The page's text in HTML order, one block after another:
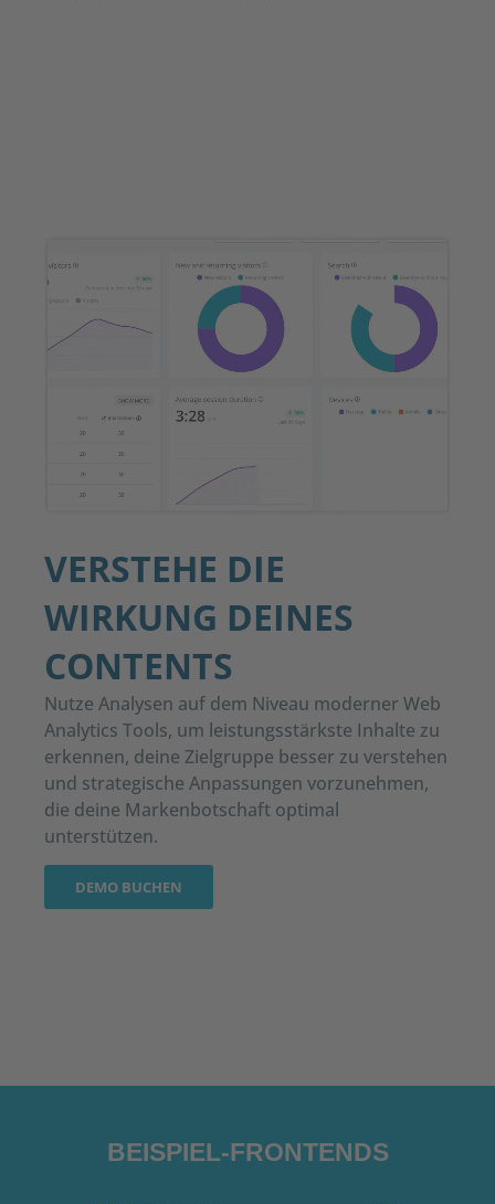
VERSTEHE DIE
WIRKUNG DEINES
CONTENTS
Nutze Analysen auf dem Niveau moderner Web
Analytics Tools, um leistungsstärkste Inhalte zu
erkennen, deine Zielgruppe besser zu verstehen
und strategische Anpassungen vorzunehmen,
die deine Markenbotschaft optimal
unterstützen.
DEMO BUCHEN
BEISPIEL-FRONTENDS